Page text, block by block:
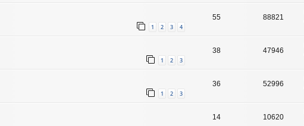
1 2 3 4
55 88821
1 2 3
38 47946
1 2 3
36 52996
14 10620